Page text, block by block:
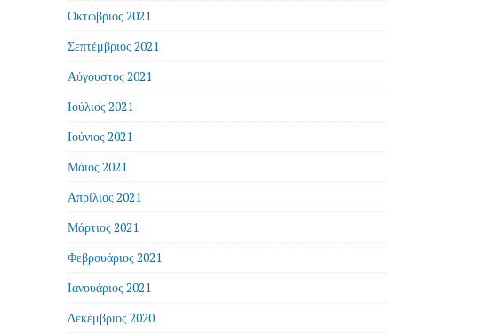
Οκτώβριος 2021
Σεπτέμβριος 2021
Αύγουστος 2021
Ιούλιος 2021
Ιούνιος 2021
Μάιος 2021
Απρίλιος 2021
Μάρτιος 2021
Φεβρουάριος 2021
Ιανουάριος 2021
Δεκέμβριος 2020